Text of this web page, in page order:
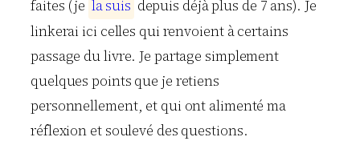
faites (je lasuis depuis déjà plus de 7 ans). Je
linkerai ici celles qui renvoient à certains
passage du livre. Je partage simplement
quelques points que je retiens
personnellement, et qui ont alimenté ma
réflexion et soulevé des questions.